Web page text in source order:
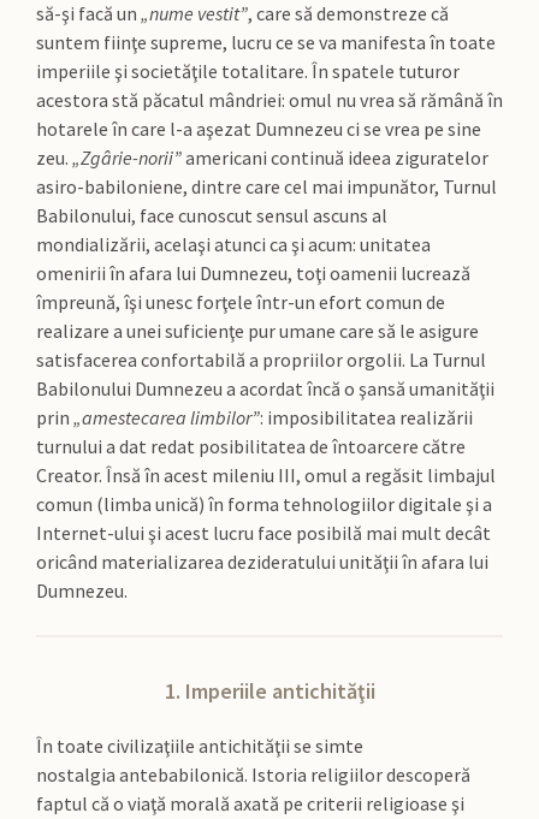
să-şi facă un „nume vestit”, care să demonstreze că
suntem fiinţe supreme, lucru ce se va manifesta în toate
imperiile şi societăţile totalitare. În spatele tuturor
acestora stă păcatul mândriei: omul nu vrea să rămână în
hotarele în care l-a aşezat Dumnezeu ci se vrea pe sine
zeu. „Zgârie-norii”americani continuă ideea ziguratelor
asiro-babiloniene, dintre care cel mai impunător, Turnul
Babilonului, face cunoscut sensul ascuns al
mondializării, acelaşi atunci ca şi acum: unitatea
omenirii în afara lui Dumnezeu, toţi oamenii lucrează
împreună, îşi unesc forţele într-un efort comun de
realizare a unei suficienţe pur umane care să le asigure
satisfacerea confortabilă a propriilor orgolii. La Turnul
Babilonului Dumnezeu a acordat încă o şansă umanităţii
prin „amestecarea limbilor”: imposibilitatea realizării
turnului a dat redat posibilitatea de întoarcere către
Creator. Însă în acest mileniu III, omul a regăsit limbajul
comun (limba unică) în forma tehnologiilor digitale şi a
Internet-ului şi acest lucru face posibilă mai mult decât
oricând materializarea dezideratului unităţii în afara lui
Dumnezeu.
1. Imperiile antichităţii
În toate civilizaţiile antichităţii se simte
nostalgia antebabilonică. Istoria religiilor descoperă
faptul că o viaţă morală axată pe criterii religioase şi